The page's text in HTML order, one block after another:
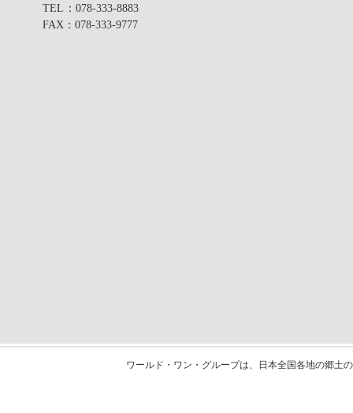
TEL ：078-333-8883
FAX ：078-333-9777
ワールド・ワン・グループは、日本全国各地の郷土